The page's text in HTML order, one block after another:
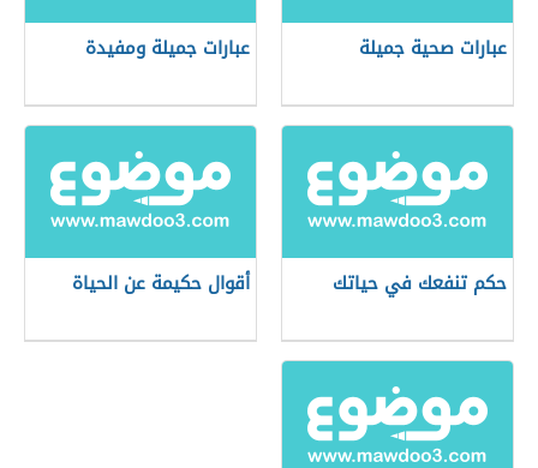
عبارات صحية جميلة عبارات جميلة ومفيدة
حكم تنفعك في حياتك أقوال حكيمة عن الحياة